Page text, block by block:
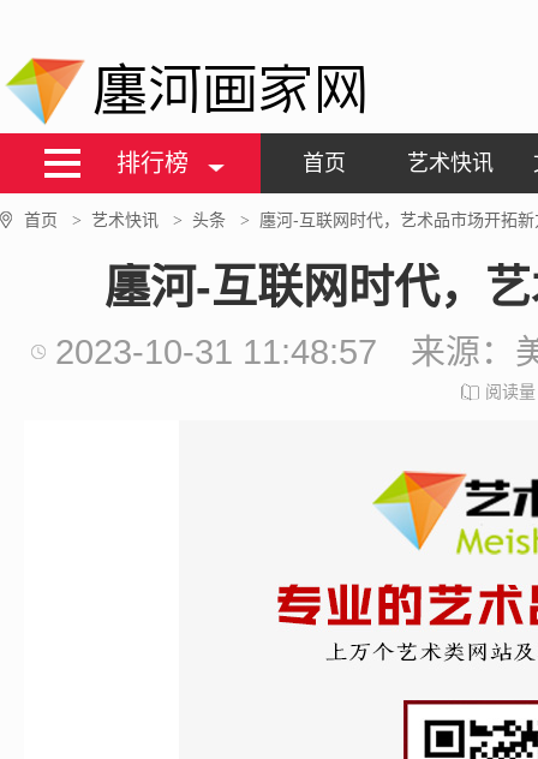
廛河画家网
排行榜 首页 艺术快讯
首页 > 艺术快讯 > 头条 > 廛河-互联网时代，艺术品市场开拓新
廛河-互联网时代，
2023-10-31 11:48:57 来源：
阅读